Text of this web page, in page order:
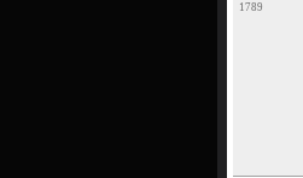
1789